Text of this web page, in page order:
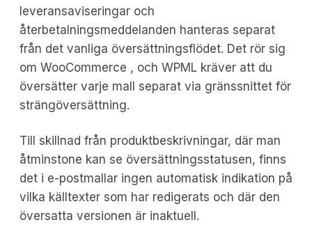
leveransaviseringar och
återbetalningsmeddelanden hanteras separat
från det vanliga översättningsflödet. Det rör sig
om WooCommerce , och WPML kräver att du
översätter varje mall separat via gränssnittet för
strängöversättning.
Till skillnad från produktbeskrivningar, där man
åtminstone kan se översättningsstatusen, finns
det i e-postmallar ingen automatisk indikation på
vilka källtexter som har redigerats och där den
översatta versionen är inaktuell.